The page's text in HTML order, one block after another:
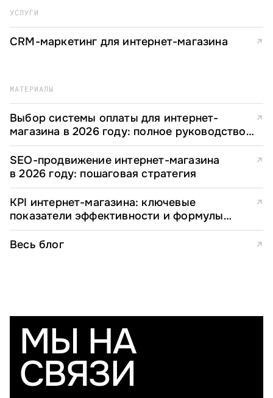
УСЛУГИ
CRM-маркетинг для интернет-магазина ↗
МАТЕРИАЛЫ
Выбор системы оплаты для интернет-
магазина в 2026 году: полное руководство
для e-commerce директоров
↗
SEO-продвижение интернет-магазина
в 2026 году: пошаговая стратегия
↗
KPI интернет-магазина: ключевые
показатели эффективности и формулы
расчета
↗
Весь блог ↗
МЫ НА
СВЯЗИ